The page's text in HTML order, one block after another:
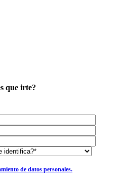
que irte?
de datos personales.